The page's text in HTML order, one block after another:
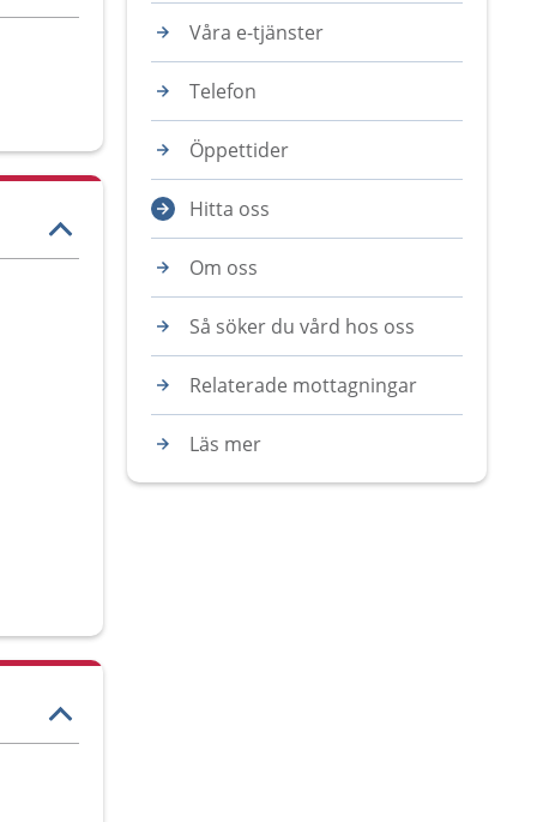
Våra e-tjänster
Telefon
Öppettider
Hitta oss
Om oss
Så söker du vård hos oss
Relaterade mottagningar
Läs mer